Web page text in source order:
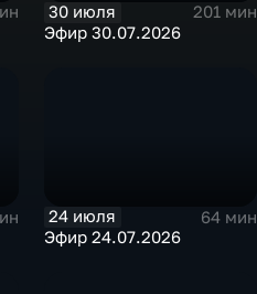
30 июля
201 мин
Эфир 30.07.2026
24 июля
64 мин
Эфир 24.07.2026